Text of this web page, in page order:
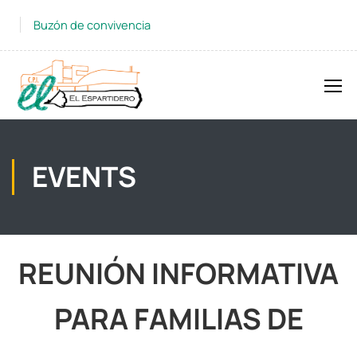
Buzón de convivencia
EVENTS
REUNIÓN INFORMATIVA
PARA FAMILIAS DE